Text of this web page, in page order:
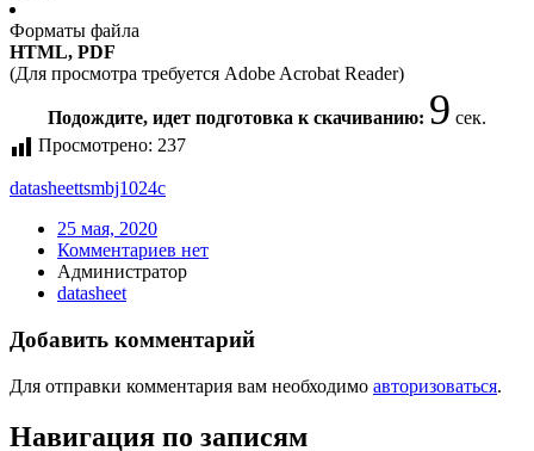
Форматы файла
HTML, PDF
(Для просмотра требуется Adobe Acrobat Reader)
Подождите, идет подготовка к скачиванию: 9 сек.
Просмотрено: 237
datasheettsmbj1024c
25 мая, 2020
Комментариев нет
Администратор
datasheet
Добавить комментарий
Для отправки комментария вам необходимо авторизоваться.
Навигация по записям